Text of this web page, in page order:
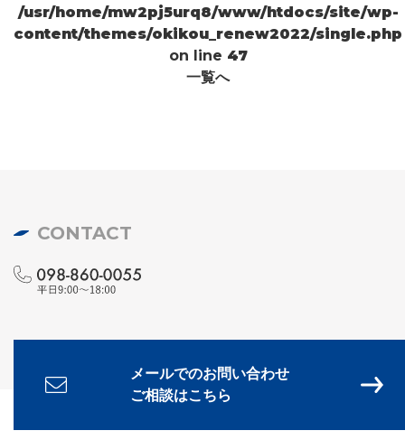
/usr/home/mw2pj5urq8/www/htdocs/site/wp-
content/themes/okikou_renew2022/single.php
on line 47
一覧へ
CONTACT
メールでのお問い合わせ
ご相談はこちら